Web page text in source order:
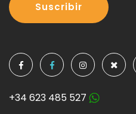
Suscribir
+34 623 485 527